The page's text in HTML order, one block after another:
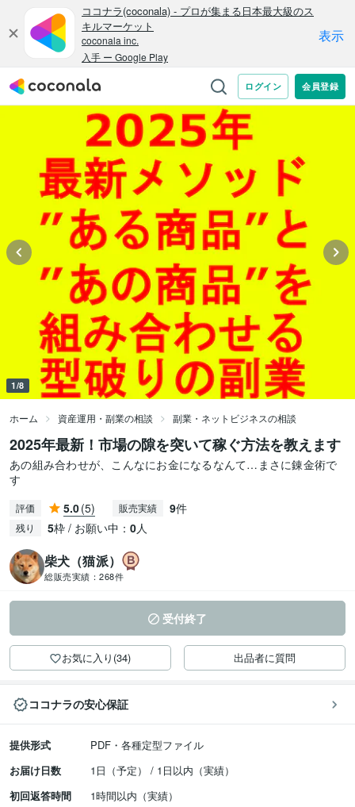
1/8
ホーム 資産運用・副業の相談 副業・ネットビジネスの相談
2025年最新！市場の隙を突いて稼ぐ方法を教えます
あの組み合わせが、こんなにお金になるなんて…まさに錬金術で
す
評価 5.0(5) 販売実績 9件
残り 5枠 / お願い中： 0人
柴犬（猫派）
総販売実績： 268件
受付終了
お気に入り(34) 出品者に質問
ココナラの安心保証
提供形式
PDF・各種定型ファイル
お届け日数
1日（予定） / 1日以内（実績）
初回返答時間
1時間以内（実績）